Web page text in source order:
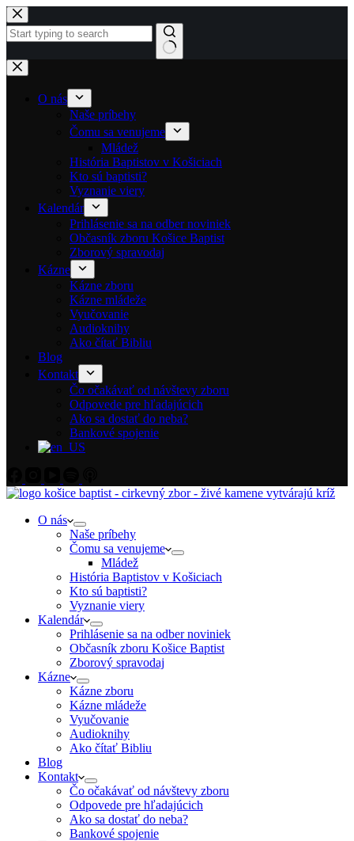
Skip to content
No results
O nás
Naše príbehy
Čomu sa venujeme
Mládež
História Baptistov v Košiciach
Kto sú baptisti?
Vyznanie viery
Kalendár
Prihlásenie sa na odber noviniek
Občasník zboru Košice Baptist
Zborový spravodaj
Kázne
Kázne zboru
Kázne mládeže
Vyučovanie
Audioknihy
Ako čítať Bibliu
Blog
Kontakt
Čo očakávať od návštevy zboru
Odpovede pre hľadajúcich
Ako sa dostať do neba?
Bankové spojenie
O nás
Naše príbehy
Čomu sa venujeme
Mládež
História Baptistov v Košiciach
Kto sú baptisti?
Vyznanie viery
Kalendár
Prihlásenie sa na odber noviniek
Občasník zboru Košice Baptist
Zborový spravodaj
Kázne
Kázne zboru
Kázne mládeže
Vyučovanie
Audioknihy
Ako čítať Bibliu
Blog
Kontakt
Čo očakávať od návštevy zboru
Odpovede pre hľadajúcich
Ako sa dostať do neba?
Bankové spojenie